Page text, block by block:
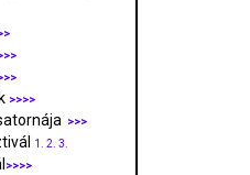
>>>>
>>>
1. 2. 3.
>>>>